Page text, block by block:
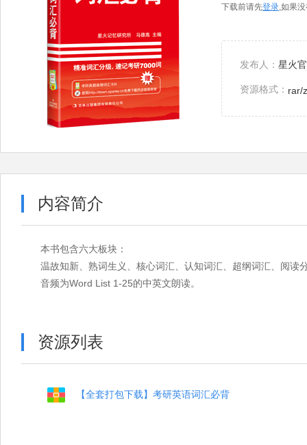
下载前请先登录,如果
发布人： 星火
资源格式： rar/
内容简介
本书包含六大板块：
温故知新、熟词生义、核心词汇、认知词汇、超纲词汇、阅读
音频为Word List 1-25的中英文朗读。
资源列表
【全套打包下载】考研英语词汇必背